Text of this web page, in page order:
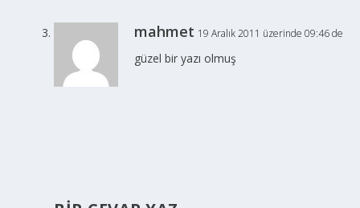
mahmet 19 Aralık 2011 üzerinde 09:46 de
güzel bir yazı olmuş